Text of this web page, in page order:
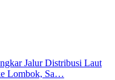
Jalur Distribusi Laut
Lombok, Sa…